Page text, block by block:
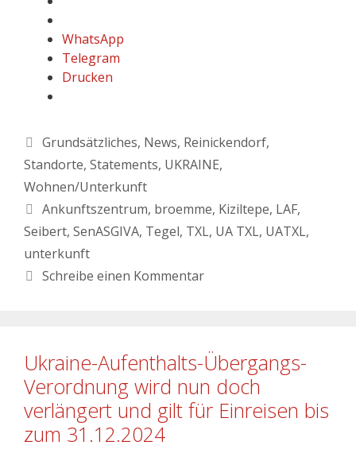
WhatsApp
Telegram
Drucken
Grundsätzliches, News, Reinickendorf,
Standorte, Statements, UKRAINE,
Wohnen/Unterkunft
Ankunftszentrum, broemme, Kiziltepe, LAF,
Seibert, SenASGIVA, Tegel, TXL, UA TXL, UATXL,
unterkunft
Schreibe einen Kommentar
Ukraine-Aufenthalts-Übergangs-
Verordnung wird nun doch
verlängert und gilt für Einreisen bis
zum 31.12.2024